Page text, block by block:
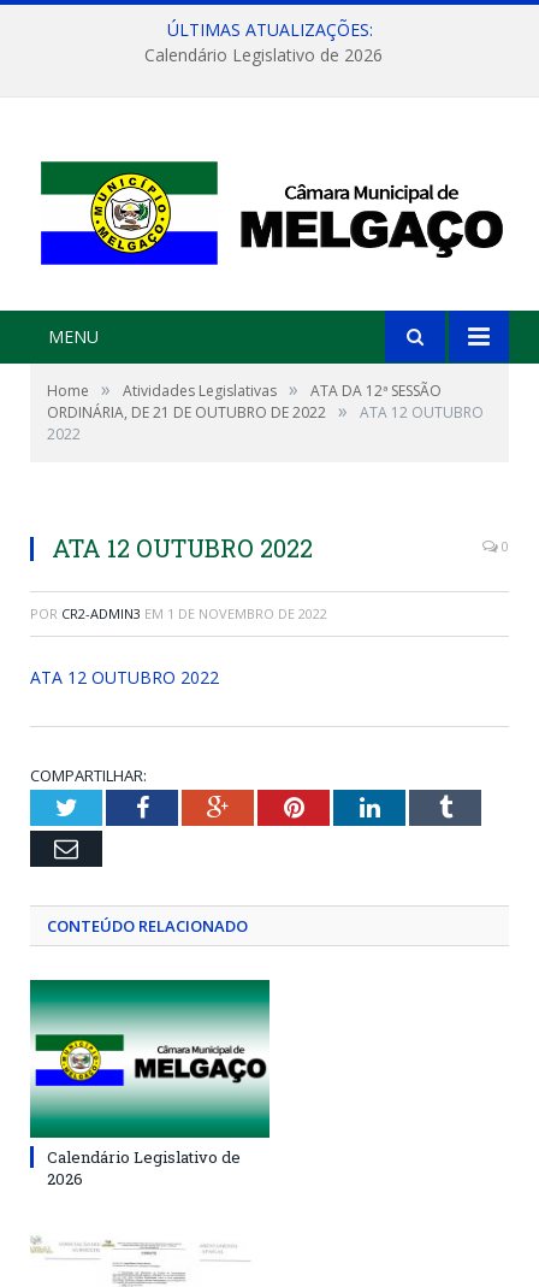
ÚLTIMAS ATUALIZAÇÕES:
Calendário Legislativo de 2026
MENU
Home » Atividades Legislativas »
ATA DA 12ª SESSÃO
ORDINÁRIA, DE 21 DE OUTUBRO DE 2022 »
ATA 12 OUTUBRO
2022
ATA 12 OUTUBRO 2022 0
POR CR2-ADMIN3 EM 1 DE NOVEMBRO DE 2022
ATA 12 OUTUBRO 2022
COMPARTILHAR:
TwitterFacebookGoogle+PinterestLinkedInTumblr
Email
CONTEÚDO RELACIONADO
Calendário Legislativo de
2026